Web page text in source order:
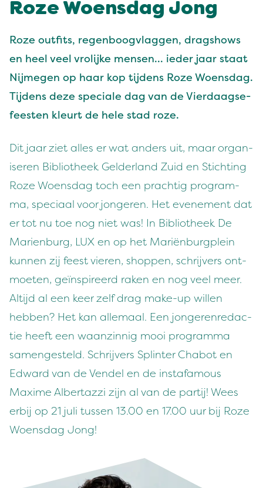
Roze Woens­dag Jong
Roze out­fits, regen­boogvlaggen, dragshows
en heel veel vrolijke mensen… ieder jaar staat
Nijmegen op haar kop tij­dens Roze Woens­dag.
Tij­dens deze spe­ciale dag van de Vier­daagse­
feesten kleurt de hele stad roze.
Dit jaar ziet alles er wat anders uit, maar organ­
is­eren Bib­lio­theek Gelder­land Zuid en Sticht­ing
Roze Woens­dag toch een prachtig pro­gram­
ma, spe­ci­aal voor jon­geren. Het even­e­ment dat
er tot nu toe nog niet was! In Bib­lio­theek De
Marien­burg, LUX en op het Mar­iën­burg­plein
kun­nen zij feest vieren, shop­pen, schri­jvers ont­
moeten, geïn­spireerd rak­en en nog veel meer.
Alti­jd al een keer zelf drag make-up willen
hebben? Het kan alle­maal. Een jon­gerenredac­
tie heeft een waanzin­nig mooi pro­gram­ma
samengesteld. Schri­jvers Splin­ter Chabot en
Edward van de Vendel en de instafa­mous
Maxime Alber­tazzi zijn al van de par­tij! Wees
erbij op 21 juli tussen 13.00 en 17.00 uur bij Roze
Woens­dag Jong!